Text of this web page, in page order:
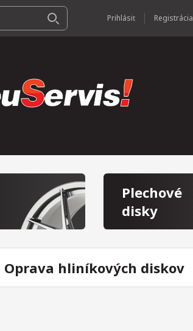
Prihlásiť Registrácia
Plechové
disky
Oprava hliníkových diskov